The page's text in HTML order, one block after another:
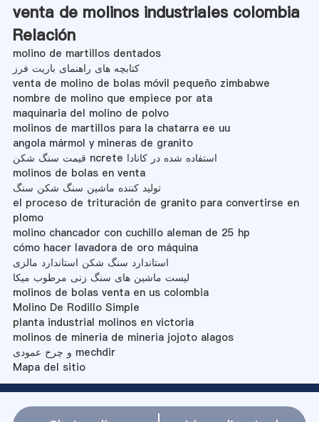
venta de molinos industriales colombia
Relación
molino de martillos dentados
کتابچه های راهنمای باریت فرز
venta de molino de bolas móvil pequeño zimbabwe
nombre de molino que empiece por ata
maquinaria del molino de polvo
molinos de martillos para la chatarra ee uu
angola mármol y mineras de granito
قیمت سنگ شکن ncrete استفاده شده در کانادا
molinos de bolas en venta
تولید کننده ماشین سنگ شکن سنگ
el proceso de trituración de granito para convertirse en
plomo
molino chancador con cuchillo aleman de 25 hp
cómo hacer lavadora de oro máquina
استاندارد سنگ شکن استاندارد مالزی
لیست ماشین های سنگ زنی مرطوب میکا
molinos de bolas venta en us colombia
Molino De Rodillo Simple
planta industrial molinos en victoria
molinos de mineria de mineria jojoto alagos
و چرخ عمودی mechdir
Mapa del sitio